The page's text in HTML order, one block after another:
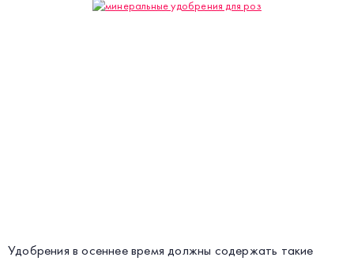
Удобрения в осеннее время должны содержать такие